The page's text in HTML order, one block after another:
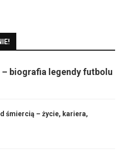
biografia legendy futbolu
śmiercią – życie, kariera,